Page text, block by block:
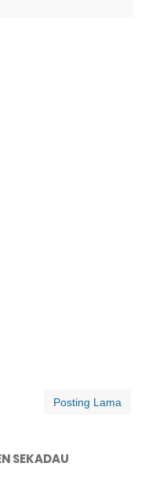
Posting Lama
SEKADAU